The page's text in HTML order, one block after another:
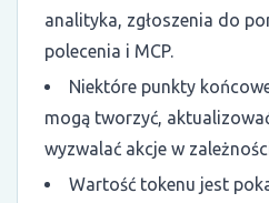
analityka, zgłoszenia do
polecenia i MCP.
Niektóre punkty
mogą tworzyć,
wyzwalać akcje w
Wartość tokenu jest